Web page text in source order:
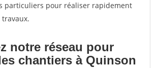
particuliers pour réaliser rapidement
notre réseau pour
chantiers à Quinson